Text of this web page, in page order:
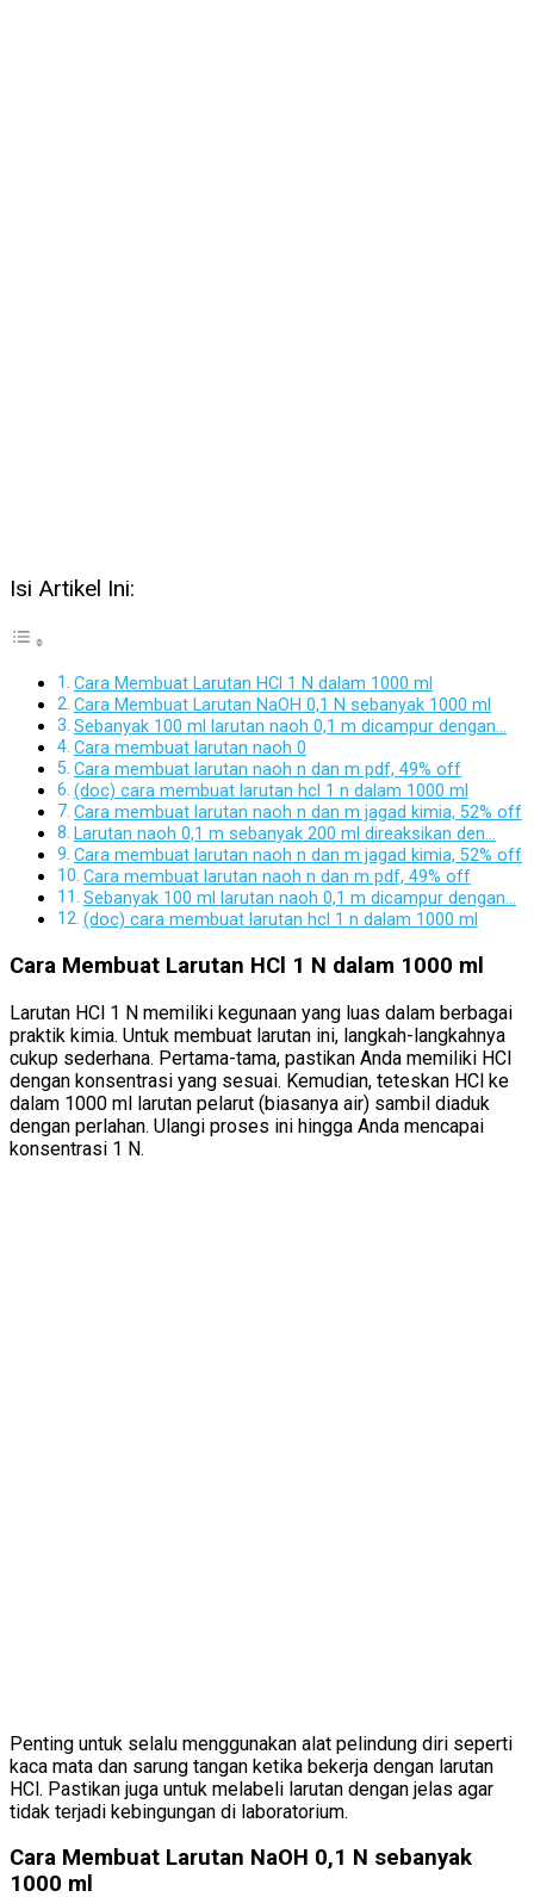
Isi Artikel Ini:
Cara Membuat Larutan HCl 1 N dalam 1000 ml
Cara Membuat Larutan NaOH 0,1 N sebanyak 1000 ml
Sebanyak 100 ml larutan naoh 0,1 m dicampur dengan…
Cara membuat larutan naoh 0
Cara membuat larutan naoh n dan m pdf, 49% off
(doc) cara membuat larutan hcl 1 n dalam 1000 ml
Cara membuat larutan naoh n dan m jagad kimia, 52% off
Larutan naoh 0,1 m sebanyak 200 ml direaksikan den…
Cara membuat larutan naoh n dan m jagad kimia, 52% off
Cara membuat larutan naoh n dan m pdf, 49% off
Sebanyak 100 ml larutan naoh 0,1 m dicampur dengan…
(doc) cara membuat larutan hcl 1 n dalam 1000 ml
Cara Membuat Larutan HCl 1 N dalam 1000 ml
Larutan HCl 1 N memiliki kegunaan yang luas dalam berbagai
praktik kimia. Untuk membuat larutan ini, langkah-langkahnya
cukup sederhana. Pertama-tama, pastikan Anda memiliki HCl
dengan konsentrasi yang sesuai. Kemudian, teteskan HCl ke
dalam 1000 ml larutan pelarut (biasanya air) sambil diaduk
dengan perlahan. Ulangi proses ini hingga Anda mencapai
konsentrasi 1 N.
Penting untuk selalu menggunakan alat pelindung diri seperti
kaca mata dan sarung tangan ketika bekerja dengan larutan
HCl. Pastikan juga untuk melabeli larutan dengan jelas agar
tidak terjadi kebingungan di laboratorium.
Cara Membuat Larutan NaOH 0,1 N sebanyak
1000 ml